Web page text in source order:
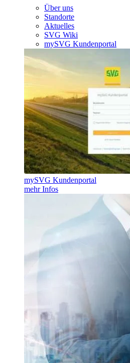
Über uns
Standorte
Aktuelles
SVG Wiki
mySVG Kundenportal
mySVG Kundenportal
mehr Infos